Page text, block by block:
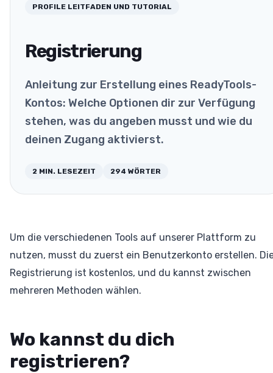
PROFILE LEITFADEN UND TUTORIAL
Registrierung
Anleitung zur Erstellung eines ReadyTools-
Kontos: Welche Optionen dir zur Verfügung
stehen, was du angeben musst und wie du
deinen Zugang aktivierst.
2 MIN. LESEZEIT 294 WÖRTER
Um die verschiedenen Tools auf unserer Plattform zu
nutzen, musst du zuerst ein Benutzerkonto erstellen.
Registrierung ist kostenlos, und du kannst zwischen
mehreren Methoden wählen.
Wo kannst du dich
registrieren?